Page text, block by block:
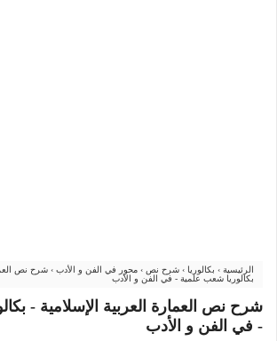
الرئيسية › بكالوريا › شرح نص › محور في الفن و الأدب › شرح نص
بكالوريا شعب علمية - في الفن و الأدب
شرح نص العمارة العربية الإسلامية -
- في الفن و الأدب